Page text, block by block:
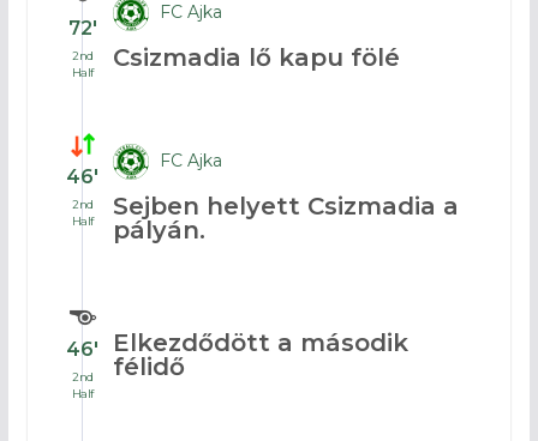
72′
2nd
Half
FC Ajka
Csizmadia lő kapu fölé
46′
2nd
Half
FC Ajka
Sejben helyett Csizmadia a
pályán.
46′
2nd
Half
Elkezdődött a második
félidő